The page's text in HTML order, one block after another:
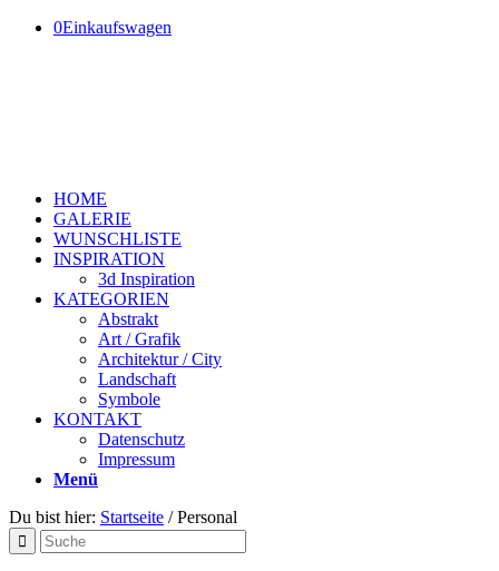
0Einkaufswagen
HOME
GALERIE
WUNSCHLISTE
INSPIRATION
3d Inspiration
KATEGORIEN
Abstrakt
Art / Grafik
Architektur / City
Landschaft
Symbole
KONTAKT
Datenschutz
Impressum
Menü
Du bist hier: Startseite / Personal